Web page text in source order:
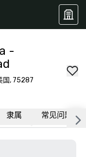
-
国, 75287
隶属 常见问题